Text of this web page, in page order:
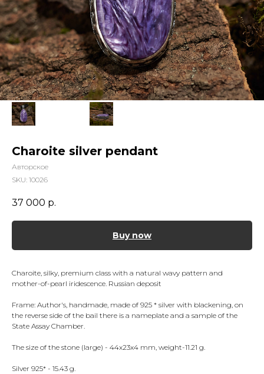
Charoite silver pendant
Авторское
SKU: 10026
37 000 р.
Buy now
Charoite, silky, premium class with a natural wavy pattern and
mother-of-pearl iridescence. Russian deposit
Frame: Author's, handmade, made of 925 * silver with blackening, on
the reverse side of the bail there is a nameplate and a sample of the
State Assay Chamber.
The size of the stone (large) - 44x23x4 mm, weight-11.21 g.
Silver 925* - 15.43 g.